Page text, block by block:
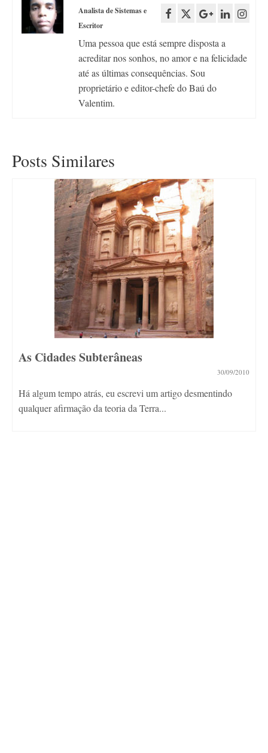
Analista de Sistemas e
Escritor
Uma pessoa que está sempre disposta a
acreditar nos sonhos, no amor e na felicidade
até as últimas consequências. Sou
proprietário e editor-chefe do Baú do
Valentim.
Posts Similares
As Cidades Subterâneas
30/09/2010
Há algum tempo atrás, eu escrevi um artigo desmentindo
qualquer afirmação da teoria da Terra...